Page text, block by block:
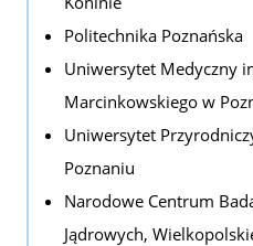
Politechnika Poznańska
Uniwersytet Medyczny
Marcinkowskiego w
Uniwersytet
Poznaniu
Narodowe Centrum
Jądrowych,